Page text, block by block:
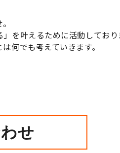
を叶えるために活動してお
何でも考えていきます。
せ